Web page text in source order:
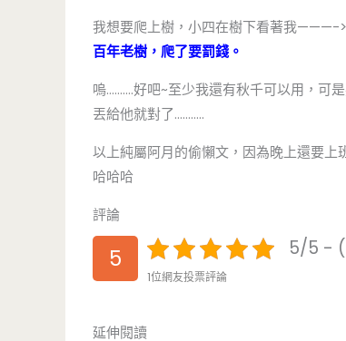
我想要爬上樹，小四在樹下看著我———->
百年老樹，爬了要罰錢。
嗚……….好吧~至少我還有秋千可以用，可
丟給他就對了………..
以上純屬阿月的偷懶文，因為晚上還要
哈哈哈
評論
5 5/5 -
1位網友投票評論
延伸閱讀